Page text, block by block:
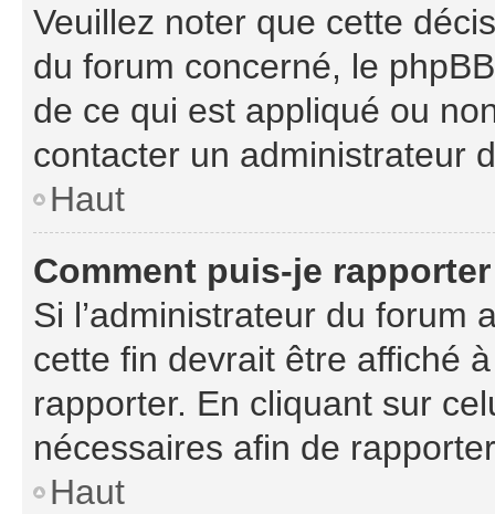
Veuillez noter que cette
du forum concerné, le
de ce qui est appliqué ou
contacter un administrateur
Haut
Comment puis-je
Si l’administrateur du forum
cette fin devrait être affiché
rapporter. En cliquant sur
nécessaires afin de
Haut